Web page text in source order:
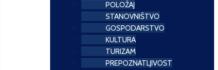
POLOŽAJ
STANOVNIŠTVO
GOSPODARSTVO
KULTURA
TURIZAM
PREPOZNATLJIVOST